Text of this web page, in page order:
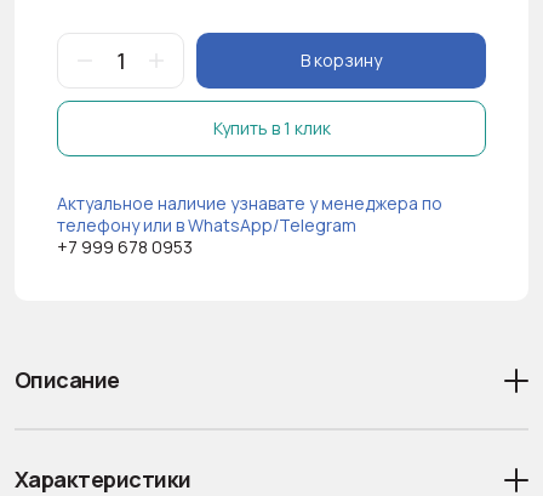
В корзину
Купить в 1 клик
Актуальное наличие узнавате у менеджера по
телефону или в WhatsApp/Telegram
+7 999 678 0953
Описание
Характеристики